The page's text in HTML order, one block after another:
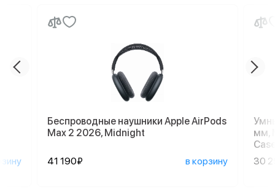
Беспроводные наушники Apple AirPods
Max 2 2026, Midnight
41 190₽ в корзину
мм,
30